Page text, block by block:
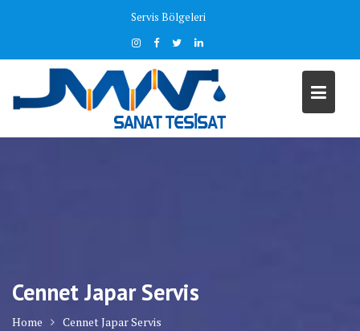
Servis Bölgeleri
Cennet Japar Servis
Home Cennet Japar Servis